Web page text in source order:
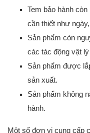
Tem bảo hành
cần thiết như
Sản phẩm còn
các tác động vật
Sản phẩm được
sản xuất.
Sản phẩm không
hành.
Một số đơn vị cung cấp